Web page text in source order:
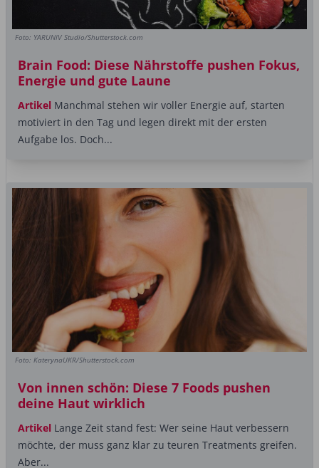
Foto: YARUNIV Studio/Shutterstock.com
Brain Food: Diese Nährstoffe pushen Fokus,
Energie und gute Laune
Artikel Manchmal stehen wir voller Energie auf, starten
motiviert in den Tag und legen direkt mit der ersten
Aufgabe los. Doch...
Foto: KaterynaUKR/Shutterstock.com
Von innen schön: Diese 7 Foods pushen
deine Haut wirklich
Artikel Lange Zeit stand fest: Wer seine Haut verbessern
möchte, der muss ganz klar zu teuren Treatments greifen.
Aber...